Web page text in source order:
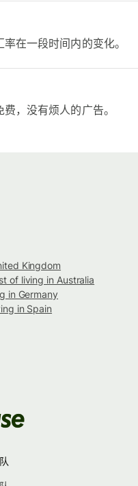
在一段时间内的变化。
，没有烦人的广告。
Kingdom
of living in Australia
in Germany
in Spain